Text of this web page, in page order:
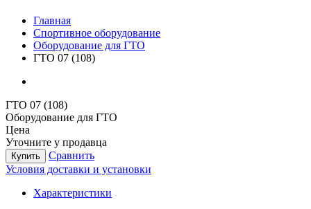
Главная
Спортивное оборудование
Оборудование для ГТО
ГТО 07 (108)
ГТО 07 (108)
Оборудование для ГТО
Цена
Уточните у продавца
Купить
Сравнить
Условия доставки и установки
Характеристики